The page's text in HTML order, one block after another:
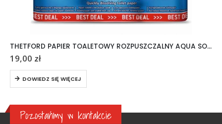
THETFORD PAPIER TOALETOWY ROZPUSZCZALNY AQUA SOFT 6 ROLEK
19,00 zł
DOWIEDZ SIĘ WIĘCEJ
Pozostańmy w kontakcie